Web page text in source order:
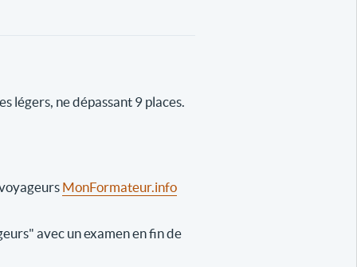
légers, ne dépassant 9 places.
MonFormateur.info
avec un examen en fin de